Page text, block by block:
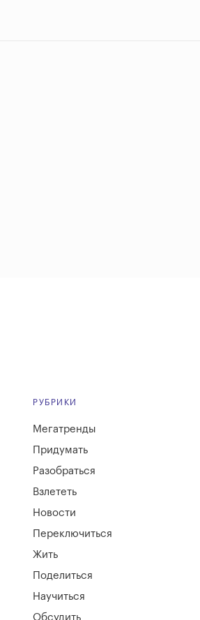
РУБРИКИ
Мегатренды
Придумать
Разобраться
Взлететь
Новости
Переключиться
Жить
Поделиться
Научиться
Обсудить